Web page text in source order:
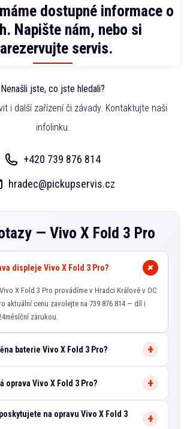
dostupné informace o
Napište nám, nebo si
servis.
Nenašli jste, co jste hledali?
i další zařízení či závady. Kontaktujte naši
infolinku.
+420 739 876 814
hradec@pickupservis.cz
— Vivo X Fold 3 Pro
displeje Vivo X Fold 3 Pro?
X Fold 3 Pro provádíme v Hradci Králové v OC
aktuální cenu zavolejte na 739 876 814 — díl i
zárukou.
baterie Vivo X Fold 3 Pro?
oprava Vivo X Fold 3 Pro?
na opravu Vivo X Fold 3